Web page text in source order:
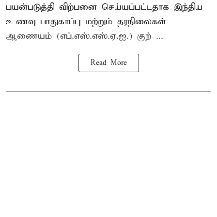
பயன்படுத்தி விற்பனை செய்யப்பட்டதாக இந்திய
உணவு பாதுகாப்பு மற்றும் தரநிலைகள்
ஆணையம் (எப்.எஸ்.எஸ்.ஏ.ஐ.) குற் ...
Read More